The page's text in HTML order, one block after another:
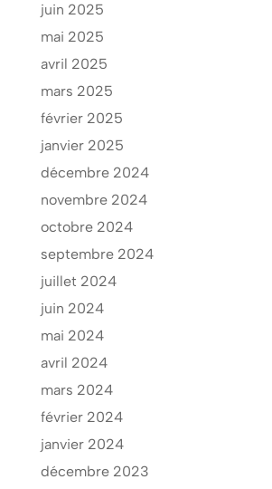
juin 2025
mai 2025
avril 2025
mars 2025
février 2025
janvier 2025
décembre 2024
novembre 2024
octobre 2024
septembre 2024
juillet 2024
juin 2024
mai 2024
avril 2024
mars 2024
février 2024
janvier 2024
décembre 2023